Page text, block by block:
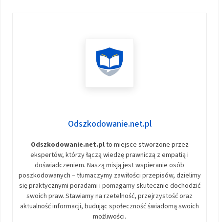
Odszkodowanie.net.pl
Odszkodowanie.net.plto miejsce stworzone przez
ekspertów, którzy łączą wiedzę prawniczą z empatią i
doświadczeniem. Naszą misją jest wspieranie osób
poszkodowanych – tłumaczymy zawiłości przepisów, dzielimy
się praktycznymi poradami i pomagamy skutecznie dochodzić
swoich praw. Stawiamy na rzetelność, przejrzystość oraz
aktualność informacji, budując społeczność świadomą swoich
możliwości.